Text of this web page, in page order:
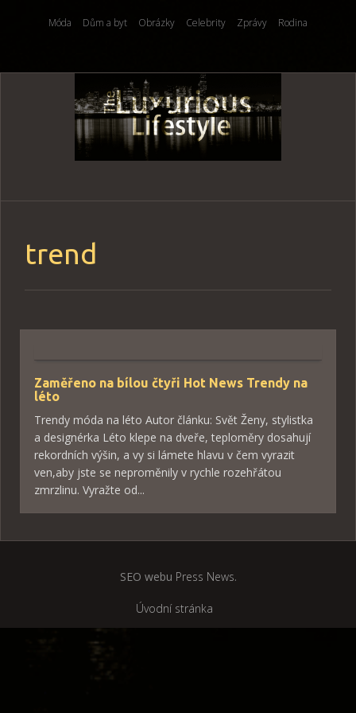
Móda Dům a byt Obrázky Celebrity Zprávy Rodina
Skip
trend
Zaměřeno na bílou čtyři Hot News Trendy na
léto
Trendy móda na léto Autor článku: Svět Ženy, stylistka
a designérka Léto klepe na dveře, teploměry dosahují
rekordních výšin, a vy si lámete hlavu v čem vyrazit
ven,aby jste se neproměnily v rychle rozehřátou
zmrzlinu. Vyražte od...
SEO webu Press News.
Úvodní stránka